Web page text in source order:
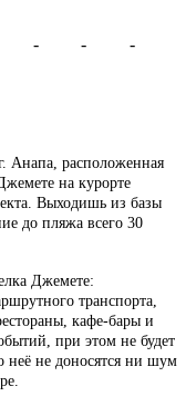
- - -
Анапа, расположенная
на курорте
Выходишь из базы
до пляжа всего 30
Джемете:
транспорта,
кафе-бары и
при этом не будет
неё не доносятся ни шум